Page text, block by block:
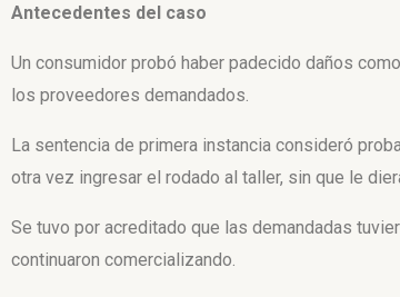
Antecedentes del caso
Un consumidor probó haber padecido daños
los proveedores demandados.
La sentencia de primera instancia consideró
otra vez ingresar el rodado al taller, sin que le
Se tuvo por acreditado que las demandadas
continuaron comercializando.